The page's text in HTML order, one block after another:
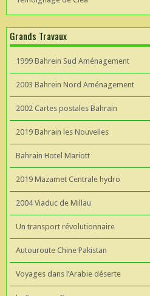
Grands Travaux
1999 Bahrein Sud Aménagement
2003 Bahrein Nord Aménagement
2002 Cartes postales Bahrain
2019 Bahrain les Nouvelles
Bahrain Hotel Mariott
2019 Mazamet Centrale hydro
2004 Viaduc de Millau
Un transport révolutionnaire
Autouroute Chine Pakistan
Voyages dans l’Arabie déserte